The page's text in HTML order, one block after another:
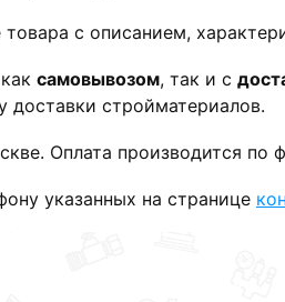
с описанием,
самовывозом, так и с
доставки стройматериалов.
Оплата производится по
указанных на странице